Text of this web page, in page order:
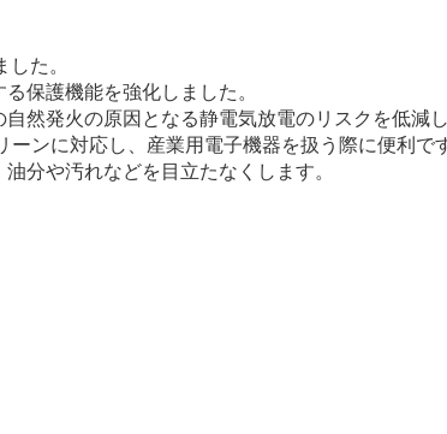
た。
保護機能を強化しました。
然発火の原因となる静電気放電のリスクを低減し
ンに対応し、産業用電子機器を扱う際に便利で
分や汚れなどを目立たなくします。